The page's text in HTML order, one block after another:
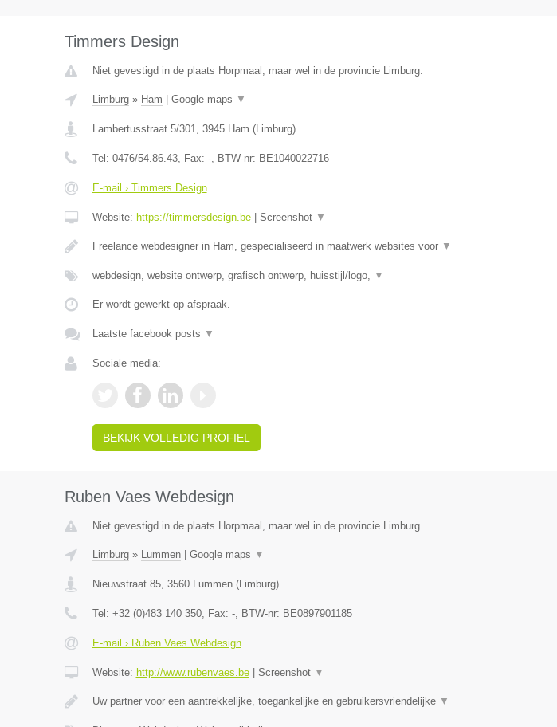
Timmers Design
Niet gevestigd in de plaats Horpmaal, maar wel in de provincie Limburg.
Limburg» Ham Google maps ▼
Lambertusstraat 5/301, 3945 Ham (Limburg)
Tel: 0476/54.86.43, Fax: -, BTW-nr: BE1040022716
E-mail › Timmers Design
Website: https://timmersdesign.be| Screenshot ▼
Freelance webdesigner in Ham, gespecialiseerd in maatwerk websites voor ▼
webdesign, website ontwerp, grafisch ontwerp, huisstijl/logo, ▼
Er wordt gewerkt op afspraak.
Laatste facebook posts ▼
Sociale media:
BEKIJK VOLLEDIG PROFIEL
Ruben Vaes Webdesign
Niet gevestigd in de plaats Horpmaal, maar wel in de provincie Limburg.
Limburg» Lummen| Google maps ▼
Nieuwstraat 85, 3560 Lummen(Limburg)
Tel: +32 (0)483 140 350, Fax: -, BTW-nr: BE0897901185
E-mail › Ruben Vaes Webdesign
Website: http://www.rubenvaes.be| Screenshot ▼
Uw partner voor een aantrekkelijke, toegankelijke en gebruikersvriendelijke ▼